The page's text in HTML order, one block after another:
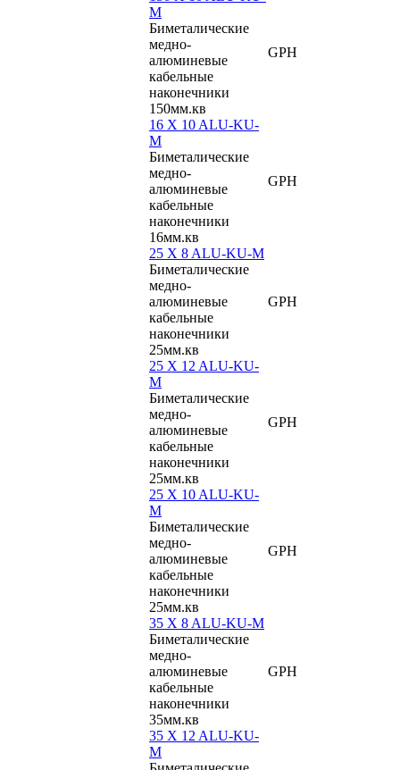
M
Биметалические
медно-
алюминевые
кабельные
наконечники
150мм.кв
GPH
16 X 10 ALU-KU-
M
Биметалические
медно-
алюминевые
кабельные
наконечники
16мм.кв
GPH
25 X 8 ALU-KU-M
Биметалические
медно-
алюминевые
кабельные
наконечники
25мм.кв
GPH
25 X 12 ALU-KU-
M
Биметалические
медно-
алюминевые
кабельные
наконечники
25мм.кв
GPH
25 X 10 ALU-KU-
M
Биметалические
медно-
алюминевые
кабельные
наконечники
25мм.кв
GPH
35 X 8 ALU-KU-M
Биметалические
медно-
алюминевые
кабельные
наконечники
35мм.кв
GPH
35 X 12 ALU-KU-
M